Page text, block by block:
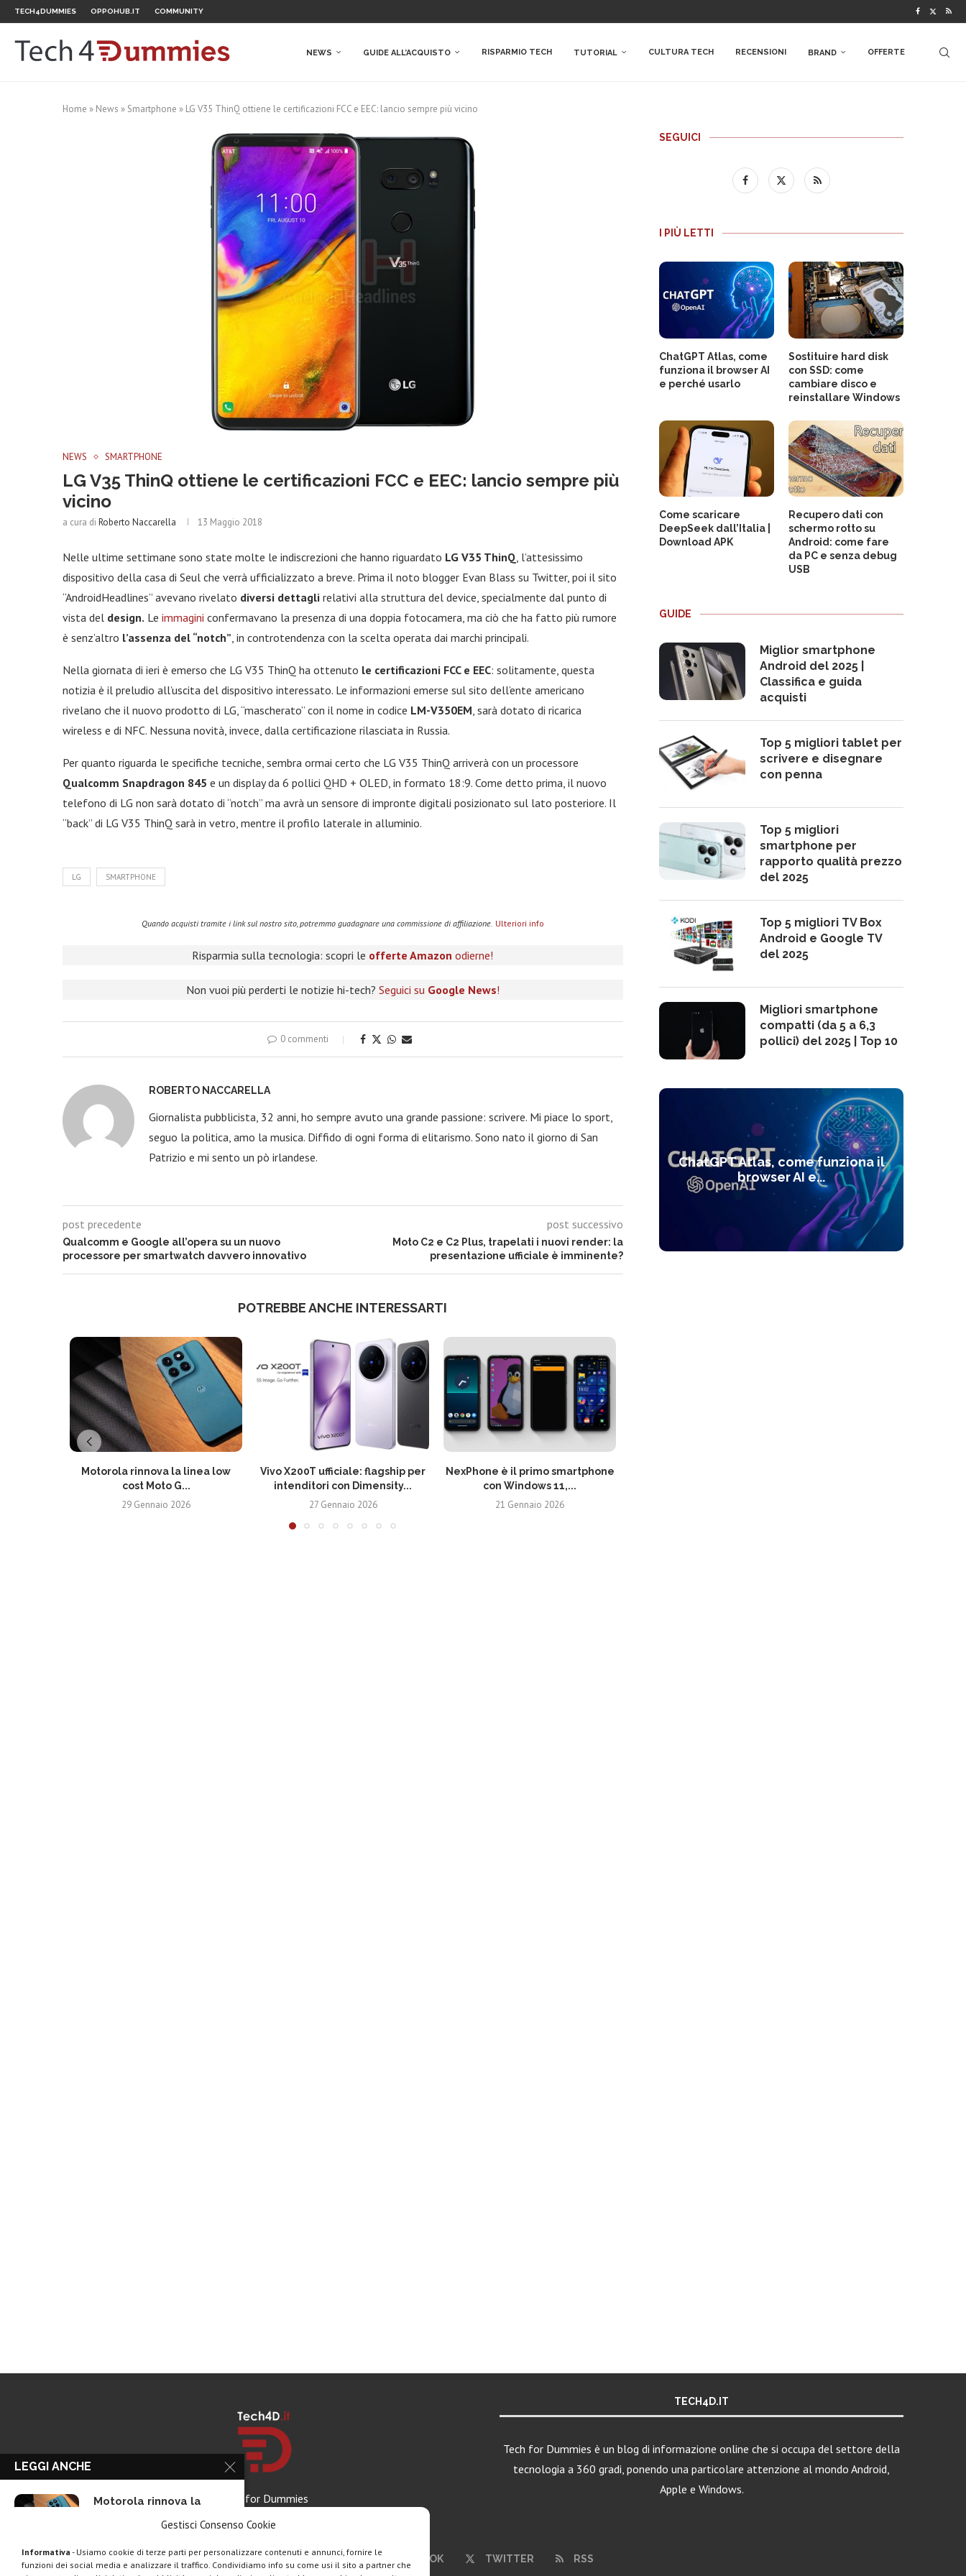
Gestisci Consenso Cookie
Informativa - Usiamo cookie di terze parti per personalizzare contenuti e annunci, fornire le
funzioni dei social media e analizzare il traffico. Condividiamo info su come usi il sito a partner che
TECH4DUMMIES OPPOHUB.IT COMMUNITY
NEWS GUIDE ALL’ACQUISTO RISPARMIO TECH TUTORIAL CULTURA TECH RECENSIONI BRAND OFFERTE
Home » News » Smartphone » LG V35 ThinQ ottiene le certificazioni FCC e EEC: lancio sempre più vicino
NEWS SMARTPHONE
LG V35 ThinQ ottiene le certificazioni FCC e EEC: lancio sempre più
vicino
a cura di Roberto Naccarella 13 Maggio 2018
Nelle ultime settimane sono state molte le indiscrezioni che hanno riguardato LG V35 ThinQ, l’attesissimo
dispositivo della casa di Seul che verrà ufficializzato a breve. Prima il noto blogger Evan Blass su Twitter, poi il sito
“AndroidHeadlines” avevano rivelato diversi dettagli relativi alla struttura del device, specialmente dal punto di
vista del design. Le immagini confermavano la presenza di una doppia fotocamera, ma ciò che ha fatto più rumore
è senz’altro l’assenza del “notch”, in controtendenza con la scelta operata dai marchi principali.
Nella giornata di ieri è emerso che LG V35 ThinQ ha ottenuto le certificazioni FCC e EEC: solitamente, questa
notizia è il preludio all’uscita del dispositivo interessato. Le informazioni emerse sul sito dell’ente americano
rivelano che il nuovo prodotto di LG, “mascherato” con il nome in codice LM-V350EM, sarà dotato di ricarica
wireless e di NFC. Nessuna novità, invece, dalla certificazione rilasciata in Russia.
Per quanto riguarda le specifiche tecniche, sembra ormai certo che LG V35 ThinQ arriverà con un processore
Qualcomm Snapdragon 845 e un display da 6 pollici QHD + OLED, in formato 18:9. Come detto prima, il nuovo
telefono di LG non sarà dotato di “notch” ma avrà un sensore di impronte digitali posizionato sul lato posteriore. Il
“back” di LG V35 ThinQ sarà in vetro, mentre il profilo laterale in alluminio.
LG SMARTPHONE
Quando acquisti tramite i link sul nostro sito, potremmo guadagnare una commissione di affiliazione. Ulteriori info
Risparmia sulla tecnologia: scopri le offerte Amazon odierne!
Non vuoi più perderti le notizie hi-tech? Seguici su Google News!
0 commenti
ROBERTO NACCARELLA
Giornalista pubblicista, 32 anni, ho sempre avuto una grande passione: scrivere. Mi piace lo sport,
seguo la politica, amo la musica. Diffido di ogni forma di elitarismo. Sono nato il giorno di San
Patrizio e mi sento un pò irlandese.
post precedente
Qualcomm e Google all’opera su un nuovo
processore per smartwatch davvero innovativo
post successivo
Moto C2 e C2 Plus, trapelati i nuovi render: la
presentazione ufficiale è imminente?
POTREBBE ANCHE INTERESSARTI
Motorola rinnova la linea low
cost Moto G...
29 Gennaio 2026
Vivo X200T ufficiale: flagship per
intenditori con Dimensity...
27 Gennaio 2026
NexPhone è il primo smartphone
con Windows 11,...
21 Gennaio 2026
SEGUICI
I PIÙ LETTI
ChatGPT Atlas, come
funziona il browser AI
e perché usarlo
Sostituire hard disk
con SSD: come
cambiare disco e
reinstallare Windows
Come scaricare
DeepSeek dall’Italia |
Download APK
Recupero dati con
schermo rotto su
Android: come fare
da PC e senza debug
USB
GUIDE
Miglior smartphone
Android del 2025 |
Classifica e guida
acquisti
Top 5 migliori tablet per
scrivere e disegnare
con penna
Top 5 migliori
smartphone per
rapporto qualità prezzo
del 2025
Top 5 migliori TV Box
Android e Google TV
del 2025
Migliori smartphone
compatti (da 5 a 6,3
pollici) del 2025 | Top 10
ChatGPT Atlas, come funziona il
browser AI e...
Tech for Dummies
TECH4D.IT
Tech for Dummies è un blog di informazione online che si occupa del settore della
tecnologia a 360 gradi, ponendo una particolare attenzione al mondo Android,
Apple e Windows.
FACEBOOK TWITTER RSS
LEGGI ANCHE
Motorola rinnova la